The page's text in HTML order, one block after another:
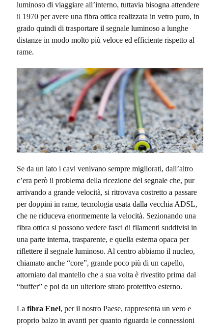
luminoso di viaggiare all’interno, tuttavia bisogna attendere
il 1970 per avere una fibra ottica realizzata in vetro puro, in
grado quindi di trasportare il segnale luminoso a lunghe
distanze in modo molto più veloce ed efficiente rispetto al
rame.
Se da un lato i cavi venivano sempre migliorati, dall’altro
c’era però il problema della ricezione del segnale che, pur
arrivando a grande velocità, si ritrovava costretto a passare
per doppini in rame, tecnologia usata dalla vecchia ADSL,
che ne riduceva enormemente la velocità. Sezionando una
fibra ottica si possono vedere fasci di filamenti suddivisi in
una parte interna, trasparente, e quella esterna opaca per
riflettere il segnale luminoso. Al centro abbiamo il nucleo,
chiamato anche “core”, grande poco più di un capello,
attorniato dal mantello che a sua volta è rivestito prima dal
“buffer” e poi da un ulteriore strato protettivo esterno.
La fibra Enel, per il nostro Paese, rappresenta un vero e
proprio balzo in avanti per quanto riguarda le connessioni